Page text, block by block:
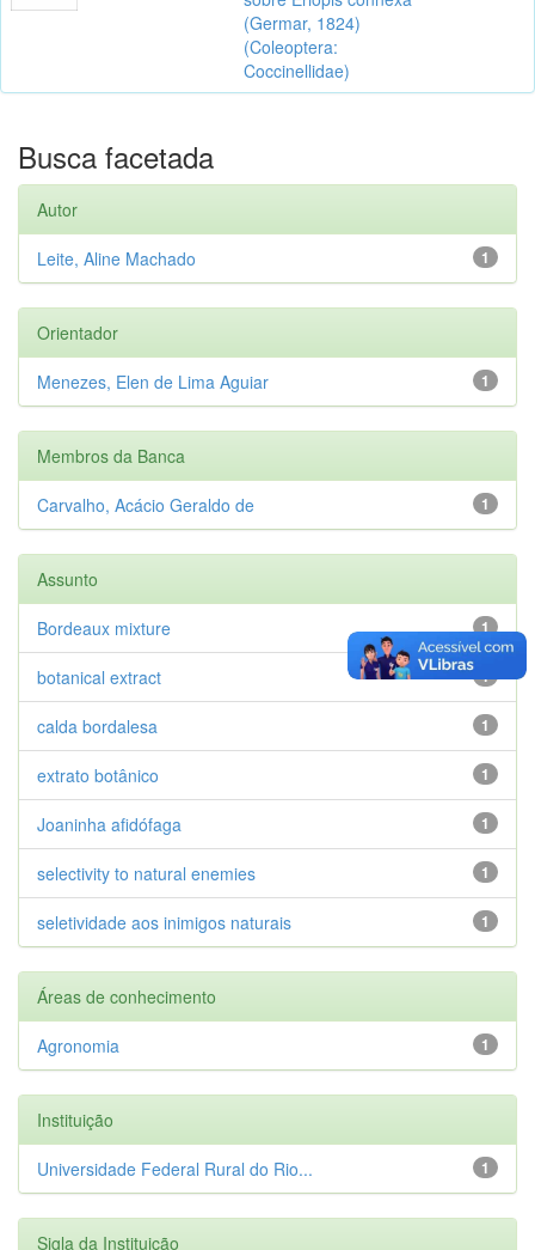
(Germar, 1824)
(Coleoptera:
Coccinellidae)
Busca facetada
Autor
1
Leite, Aline Machado
Orientador
1
Menezes, Elen de Lima Aguiar
Membros da Banca
1
Carvalho, Acácio Geraldo de
Assunto
1
Bordeaux mixture
1
botanical extract
1
calda bordalesa
1
extrato botânico
1
Joaninha afidófaga
1
selectivity to natural enemies
1
seletividade aos inimigos naturais
Áreas de conhecimento
1
Agronomia
Instituição
1
Universidade Federal Rural do Rio...
Sigla da Instituição